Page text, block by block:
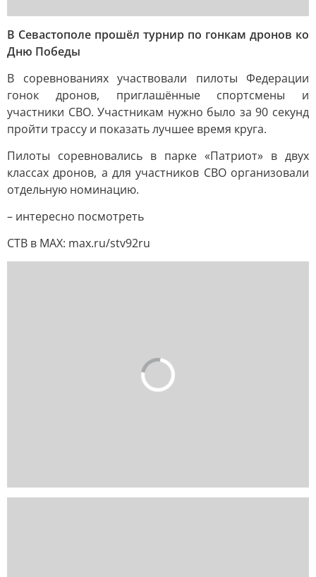
В Севастополе прошёл турнир по гонкам дронов ко
Дню Победы
В соревнованиях участвовали пилоты Федерации
гонок дронов, приглашённые спортсмены и
участники СВО. Участникам нужно было за 90 секунд
пройти трассу и показать лучшее время круга.
Пилоты соревновались в парке «Патриот» в двух
классах дронов, а для участников СВО организовали
отдельную номинацию.
– интересно посмотреть
СТВ в MAX: max.ru/stv92ru